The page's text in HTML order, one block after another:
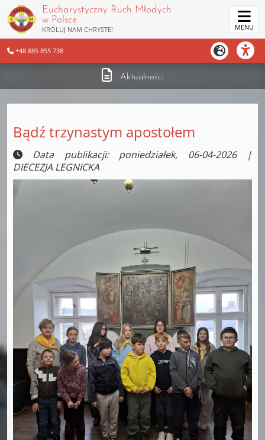
+48 885 855 738
Eucharystyczny Ruch Młodych
w Polsce
KRÓLUJ NAM CHRYSTE! MENU
Aktualności
Bądź trzynastym apostołem
Data publikacji: poniedziałek, 06-04-2026 |
DIECEZJA LEGNICKA